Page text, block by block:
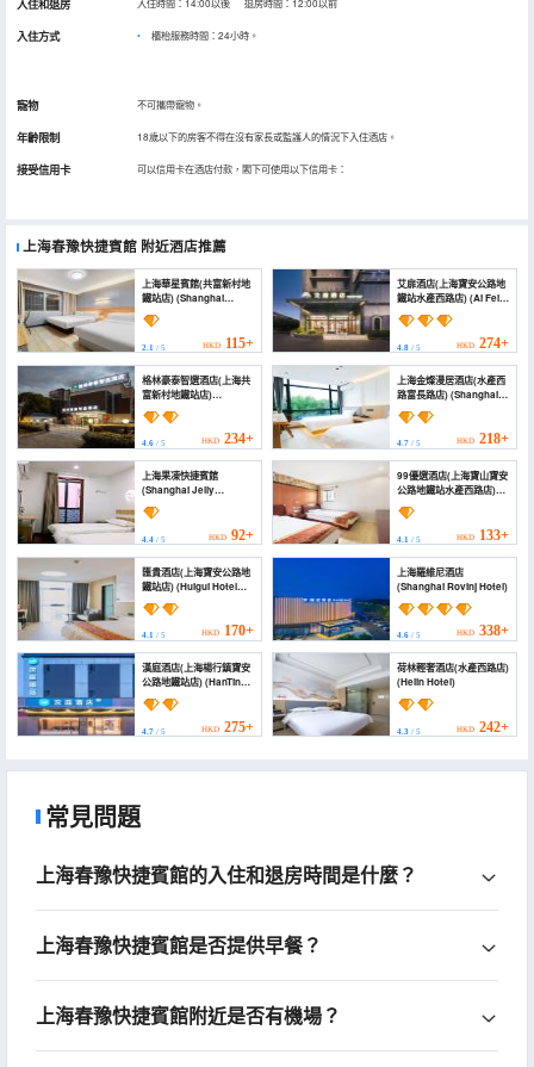
入住和退房 入住時間：14:00以後 退房時間：12:00以前
入住方式 櫃枱服務時間：24小時。
寵物 不可攜帶寵物。
年齡限制 18歲以下的房客不得在沒有家長或監護人的情況下入住酒店。
接受信用卡 可以信用卡在酒店付款，閣下可使用以下信用卡：
上海春豫快捷賓館 附近酒店推薦
上海華星賓館(共富新村地
鐵站店) (Shanghai
Huaxing Hotel (Gongfu
Xincun Subway
2.1 / 5 HKD 115+
艾扉酒店(上海寶安公路地
鐵站水產西路店) (Ai Fei
Hotel (Shanghai Baoan
Highway Subway
Station Shuichan West
Road Branch))
4.8/ 5 HKD 274+
格林豪泰智選酒店(上海共
富新村地鐵站店)
(GreenTree Inn
(Shanghai Gongfu
Xincun Metro Station))
4.6 / 5 HKD 234+
上海金燦漫居酒店(水產西
路富長路店) (Shanghai
Jin Can Manju Hotel)
4.7/ 5 HKD 218+
上海果凍快捷賓館
(Shanghai Jelly
Express Hotel)
4.4 / 5 HKD 92+
99優選酒店(上海寶山寶安
公路地鐵站水產西路店)
(99 Preferred Hotel
(Shanghai Baoshan
Baoan Highway
Subway Station Fishery
West Road Branch))
4.1/ 5 HKD 133+
匯貴酒店(上海寶安公路地
鐵站店) (Huigui Hotel
(Shanghai Bao'an
Highway Subway
Station))
4.1 / 5 HKD 170+
上海羅維尼酒店
(Shanghai Rovinj Hotel)
4.6/ 5 HKD 338+
漢庭酒店(上海楊行鎮寶安
公路地鐵站店) (HanTing
Hotel (Shanghai
Yanghang Town Bao'an
Highway Subway
Station))
4.7 / 5 HKD 275+
荷林輕奢酒店(水產西路店)
(Helin Hotel)
4.3/ 5 HKD 242+
常見問題
上海春豫快捷賓館的入住和退房時間是什麼？
上海春豫快捷賓館是否提供早餐？
上海春豫快捷賓館附近是否有機場？